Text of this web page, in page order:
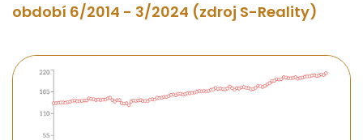
období 6/2014 - 3/2024 (zdroj S-Reality)